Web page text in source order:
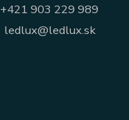
+421 903 229 989
ledlux@ledlux.sk